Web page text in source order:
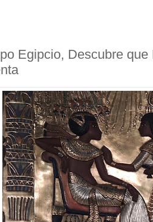
Egipcio, Descubre